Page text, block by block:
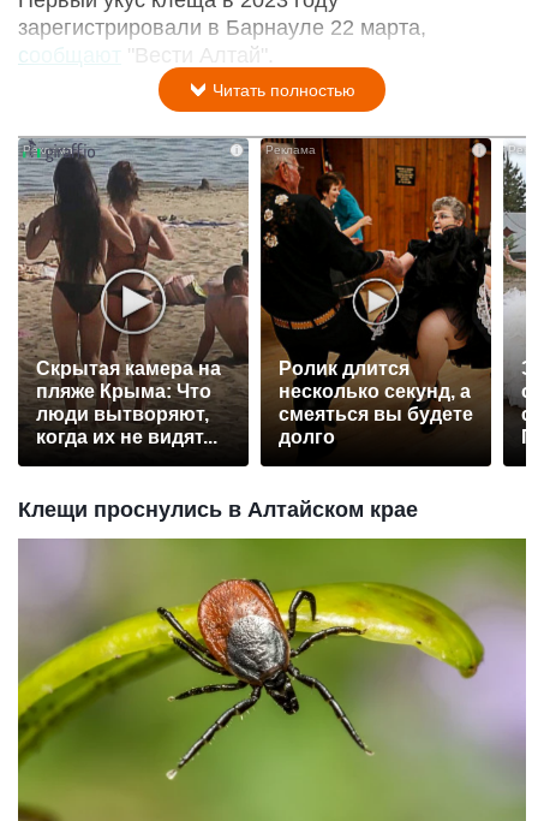
зарегистрировали в Барнауле 22 марта,
сообщают
"Вести Алтай".
Читать полностью
i
Скрытая камера на
пляже Крыма: Что
люди вытворяют,
когда их не видят...
Ролик длится
несколько секунд, а
смеяться вы будете
долго
Клещи проснулись в Алтайском крае